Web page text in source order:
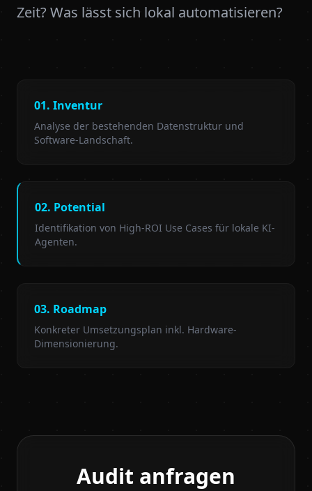
Zeit? Was lässt sich lokal automatisieren?
01. Inventur
Analyse der bestehenden Datenstruktur und
Software-Landschaft.
02. Potential
Identifikation von High-ROI Use Cases für lokale KI-
Agenten.
03. Roadmap
Konkreter Umsetzungsplan inkl. Hardware-
Dimensionierung.
Audit anfragen